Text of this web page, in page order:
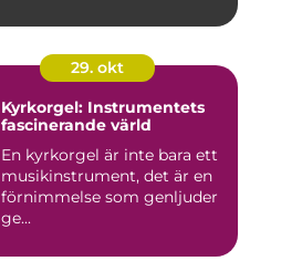
29. okt
Kyrkorgel: Instrumentets
fascinerande värld
En kyrkorgel är inte bara ett
musikinstrument, det är en
förnimmelse som genljuder
ge...